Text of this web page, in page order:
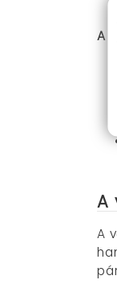
A
A
A